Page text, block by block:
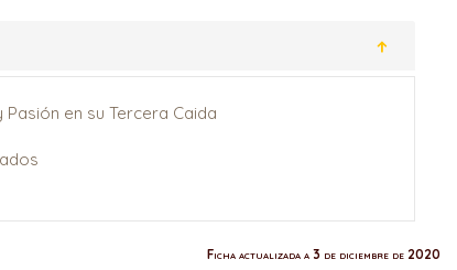
en su Tercera Caida
Ficha actualizada a 3 de diciembre de 2020